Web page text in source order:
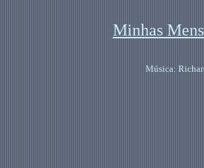
Minhas
Música: